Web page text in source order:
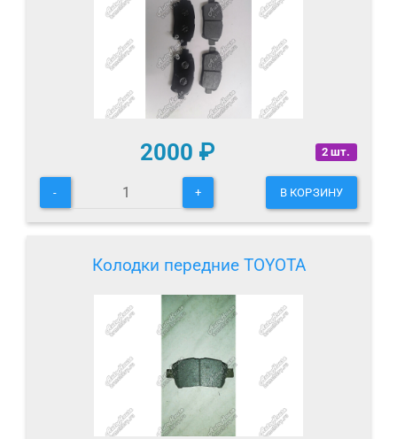
2 шт.
2000 ₽
- + В КОРЗИНУ
Колодки передние TOYOTA